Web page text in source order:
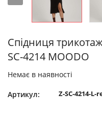
Спідниця
SC-4214 MOODO
Немає в наявності
Артикул: Z-SC-4214-L-